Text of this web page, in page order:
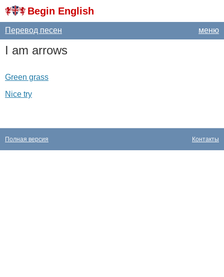
Begin English
меню
Перевод песен
I am arrows
Green grass
Nice try
Контакты
Полная версия